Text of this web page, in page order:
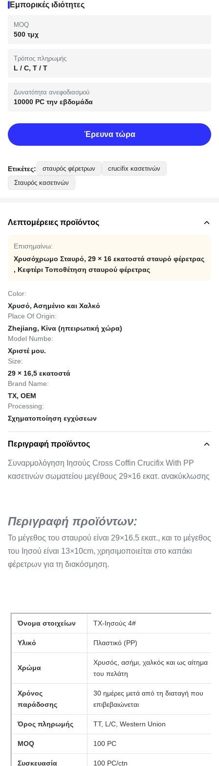
Εμπορικές ιδιότητες
MOQ
500 τμχ
Τρόπος πληρωμής
L / C, T / T
Δυνατότητα ανεφοδιασμού
10000 PC την εβδομάδα
Έρευνα τώρα
Ετικέτες: σταυρός φέρετρων
crucifix κασετινών
Σταυρός κασετινών
Λεπτομέρειες προϊόντος
Επισημαίνω:
Χρυσόχρωμο Σταυρό, 29 × 16 εκατοστά σταυρό φέρετρας
, Κεφτέρι Τοποθέτηση σταυρού φέρετρας
Color:
Χρυσό, Ασημένιο και Χαλκό
Place Of Origin:
Zhejiang, Κίνα (ηπειρωτική χώρα)
Model Numbe:
Χριστέ μου.
Size:
29 × 16,5 εκατοστά
Brand Name:
TX, OEM
Processing:
Σχηματοποίηση εγχύσεων
Περιγραφή προϊόντος
Συναρμολόγηση Ιησούς Cross Coffin Crucifix With PP
κασετινών σωματείου μεγέθους 29×16 εκατ. ανακύκλωσης
Περιγραφή προϊόντων:
Το μέγεθος του σταυρού είναι 29×16.5 εκατ., και το μέγεθος
του Ιησού είναι 13×10cm, χρησιμοποιείται στο καπάκι
φέρετρων για τη διακόσμηση.
Όνομα στοιχείων TX-Ιησούς 4#
Υλικό Πλαστικό (PP)
Χρώμα
Χρυσός, ασήμι, χαλκός και ως αίτημα
του πελάτη
Χρόνος
παράδοσης
30 ημέρες μετά από τη διαταγή που
επιβεβαιώνεται
Όρος πληρωμής TT, L/C, Western Union
MOQ 100 PC
Συσκευασία 100 PC/ctn